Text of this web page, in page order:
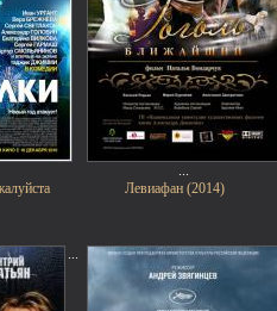
...
...
Левиафан (2014)